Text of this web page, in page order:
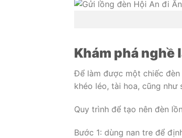
Khám phá nghề
Để làm được một chiếc
khéo léo, tài hoa, cũng
Quy trình để tạo nên đèn
Bước 1: dùng nan tre để